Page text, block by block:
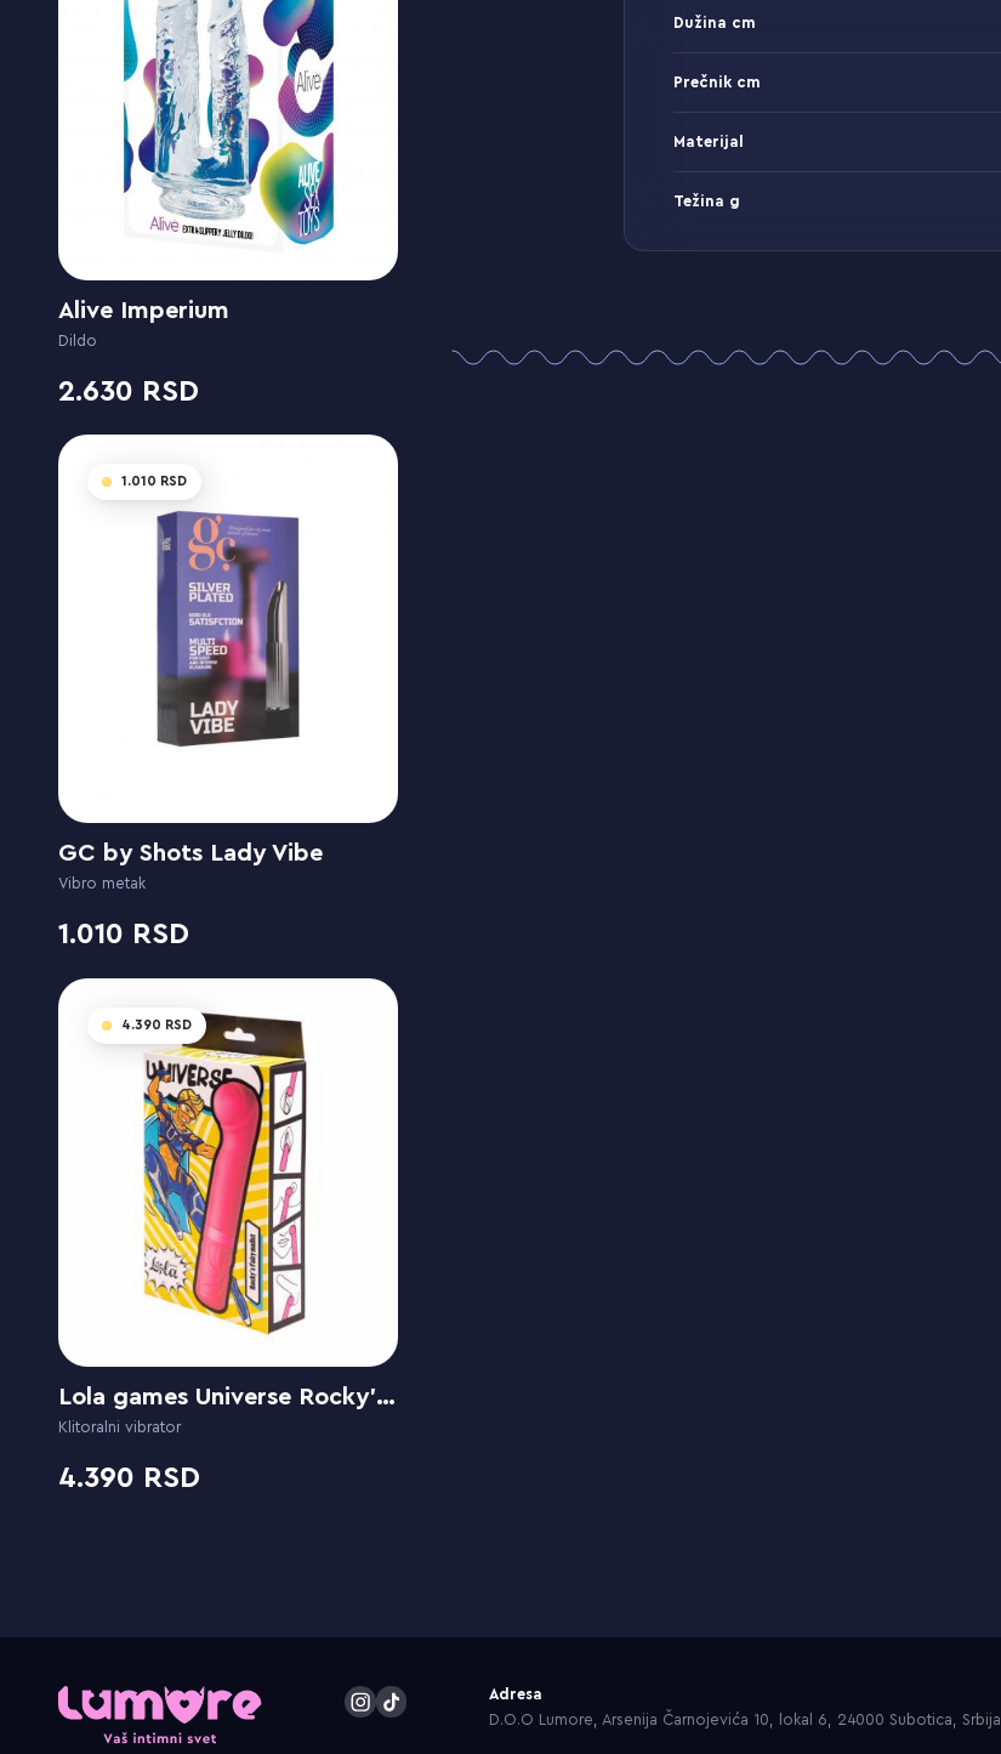
Alive Imperium
Dildo
2.630
1.010
GC by Shots Lady Vibe
Vibro metak
1.010
4.390
Lola games Universe Rocky’s Fairy Mallet
Klitoralni vibrator
4.390
Dužina cm
Prečnik cm
Materijal
Težina g
Adresa
D.O.O Lumore, Arsenija Čarnojevića 10, lokal 6, 24000 Subotica, Srbija